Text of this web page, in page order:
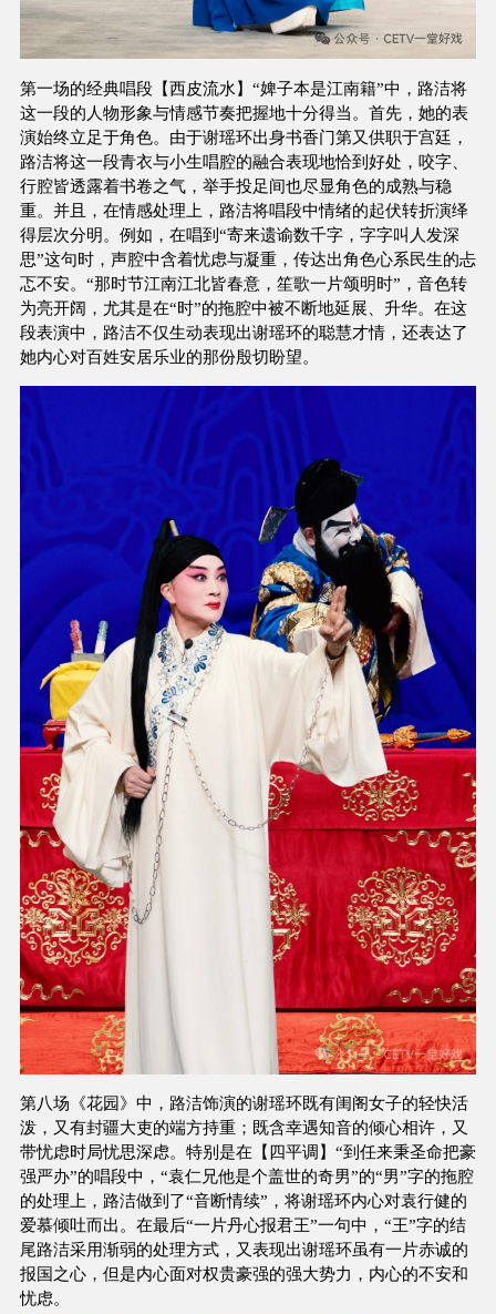
第一场的经典唱段【西皮流水】“婢子本是江南籍”中，路洁将
这一段的人物形象与情感节奏把握地十分得当。首先，她的表
演始终立足于角色。由于谢瑶环出身书香门第又供职于宫廷，
路洁将这一段青衣与小生唱腔的融合表现地恰到好处，咬字、
行腔皆透露着书卷之气，举手投足间也尽显角色的成熟与稳
重。并且，在情感处理上，路洁将唱段中情绪的起伏转折演绎
得层次分明。例如，在唱到“寄来遗谕数千字，字字叫人发深
思”这句时，声腔中含着忧虑与凝重，传达出角色心系民生的忐
忑不安。“那时节江南江北皆春意，笙歌一片颂明时”，音色转
为亮开阔，尤其是在“时”的拖腔中被不断地延展、升华。在这
段表演中，路洁不仅生动表现出谢瑶环的聪慧才情，还表达了
她内心对百姓安居乐业的那份殷切盼望。
第八场《花园》中，路洁饰演的谢瑶环既有闺阁女子的轻快活
泼，又有封疆大吏的端方持重；既含幸遇知音的倾心相许，又
带忧虑时局忧思深虑。特别是在【四平调】“到任来秉圣命把豪
强严办”的唱段中，“袁仁兄他是个盖世的奇男”的“男”字的拖腔
的处理上，路洁做到了“音断情续”，将谢瑶环内心对袁行健的
爱慕倾吐而出。在最后“一片丹心报君王”一句中，“王”字的结
尾路洁采用渐弱的处理方式，又表现出谢瑶环虽有一片赤诚的
报国之心，但是内心面对权贵豪强的强大势力，内心的不安和
忧虑。